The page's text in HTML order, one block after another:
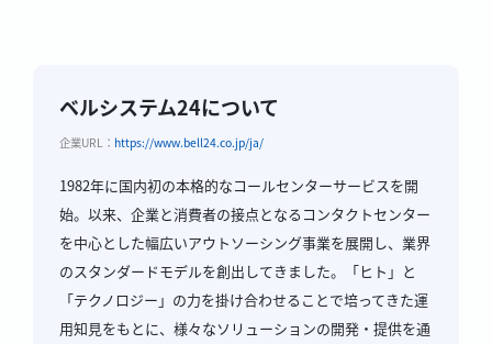
ベルシステム24について
企業URL： https://www.bell24.co.jp/ja/
1982年に国内初の本格的なコールセンターサービスを開
始。以来、企業と消費者の接点となるコンタクトセンター
を中心とした幅広いアウトソーシング事業を展開し、業界
のスタンダードモデルを創出してきました。「ヒト」と
「テクノロジー」の力を掛け合わせることで培ってきた運
用知見をもとに、様々なソリューションの開発・提供を通